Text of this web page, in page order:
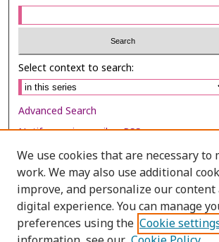
Select context to search:
Advanced Search
Notify me via email orRSS
Browse
Collections
Disciplines
Authors
We use cookies that are necessary to
work. We may also use additional
improve, and personalize our content
digital experience. You can manage
preferences using the Cookie